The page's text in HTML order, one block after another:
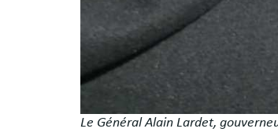
Le Général Alain Lardet,